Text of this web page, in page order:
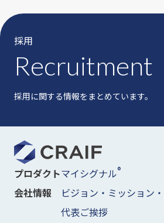
採用
Recruitment
採用に関する情報をまとめています。
プロダクトマイシグナル®
会社情報
ビジョン・ミッション
代表ご挨拶